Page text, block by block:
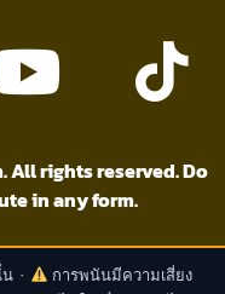
All rights reserved. Do
in any form.
·
การพนันมีความเสี่ยง